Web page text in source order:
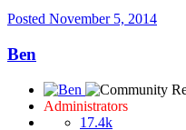
Posted November 5, 2014
Ben
Administrators
17.4k